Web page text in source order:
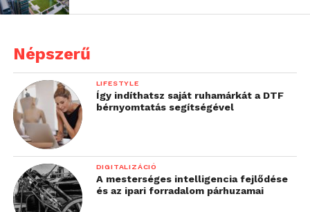
Népszerű
LIFESTYLE
Így indíthatsz saját ruhamárkát a DTF
bérnyomtatás segítségével
DIGITALIZÁCIÓ
A mesterséges intelligencia fejlődése
és az ipari forradalom párhuzamai